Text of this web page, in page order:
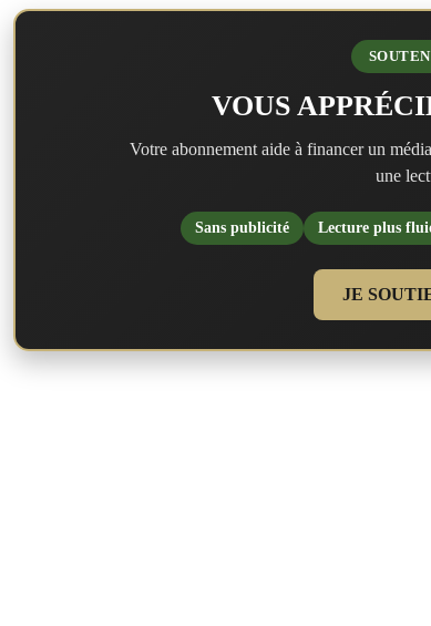
VOUS
Votre abonnement aide à financer un
une
Sans publicité Lecture plus
JE